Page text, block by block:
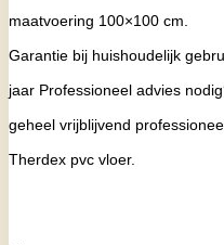
maatvoering 100×100 cm.
Garantie bij huishoudelijk
jaar Professioneel advies
geheel vrijblijvend
Therdex pvc vloer.